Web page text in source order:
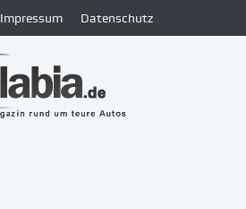
Impressum Datenschutz